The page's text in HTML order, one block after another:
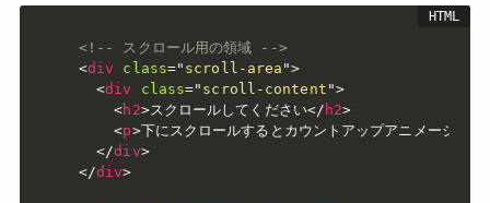
<!-- スクロール用の領域 -->
<div class=" scroll-area ">
<div class=" scroll-content ">
<h2>スクロールしてください</ h2>
<p>下にスクロールするとカウントアップアニメーション
</div>
</div>